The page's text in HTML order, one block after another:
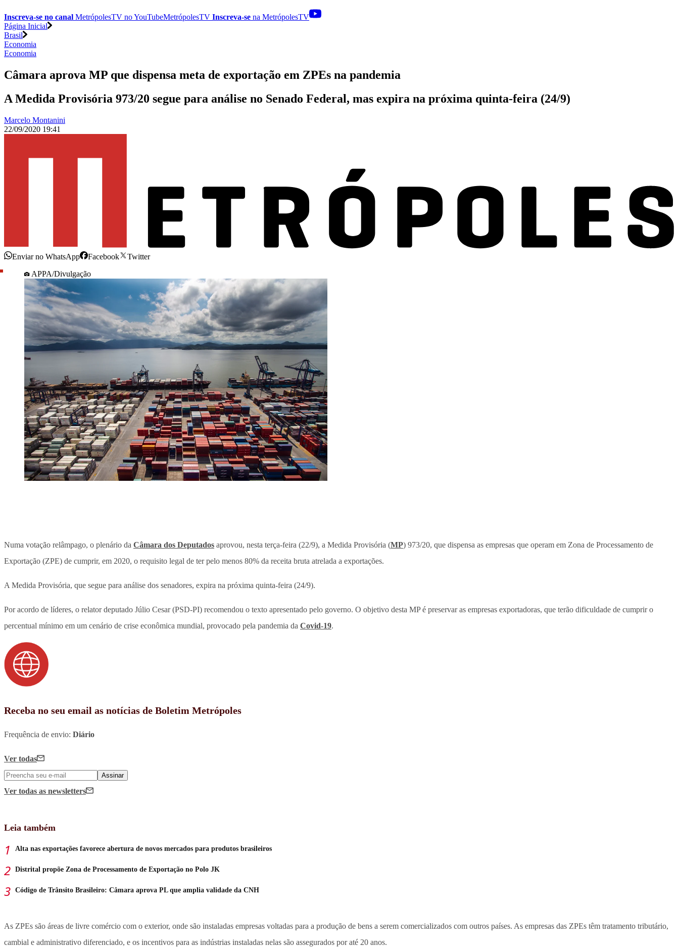
Inscreva-se no canal MetrópolesTV noYouTubeMetrópolesTV Inscreva-se na MetrópolesTV
Página Inicial
Brasil
Economia
Economia
Câmara aprova MP que dispensa meta de exportação em ZPEs na pandemia
A Medida Provisória 973/20 segue para análise no Senado Federal, mas expira na próxima quinta-feira (24/9)
Marcelo Montanini
22/09/2020 19:41
Enviar no WhatsApp Facebook
Twitter
APPA/Divulgação
Numa votação relâmpago, o plenário da Câmara dos Deputados aprovou, nesta terça-feira (22/9), a Medida Provisória (MP) 973/20, que dispensa as empresas que operam em Zona de Processamento de
Exportação (ZPE) de cumprir, em 2020, o requisito legal de ter pelo menos 80% da receita bruta atrelada a exportações.
A Medida Provisória, que segue para análise dos senadores, expira na próxima quinta-feira (24/9).
Por acordo de líderes, o relator deputado Júlio Cesar (PSD-PI) recomendou o texto apresentado pelo governo. O objetivo desta MP é preservar as empresas exportadoras, que terão dificuldade de cumprir o
percentual mínimo em um cenário de crise econômica mundial, provocado pela pandemia da Covid-19.
Receba no seu email as notícias de Boletim Metrópoles
Frequência de envio: Diário
Ver todas
Assinar
Ver todas as newsletters
Leia também
Alta nas exportações favorece abertura de novos mercados para produtos brasileiros
Distrital propõe Zona de Processamento de Exportação no Polo JK
Código de Trânsito Brasileiro: Câmara aprova PL que amplia validade da CNH
As ZPEs são áreas de livre comércio com o exterior, onde são instaladas empresas voltadas para a produção de bens a serem comercializados com outros países. As empresas das ZPEs têm tratamento tributário,
cambial e administrativo diferenciado, e os incentivos para as indústrias instaladas nelas são assegurados por até 20 anos.